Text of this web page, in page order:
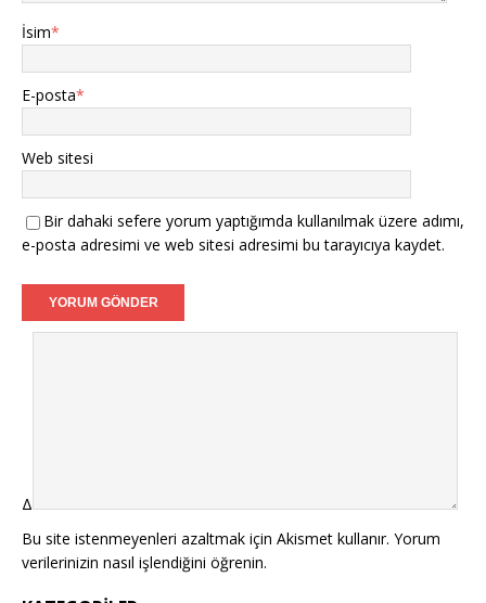
İsim*
E-posta*
Web sitesi
Bir dahaki sefere yorum yaptığımda kullanılmak üzere adımı,
e-posta adresimi ve web sitesi adresimi bu tarayıcıya kaydet.
Δ
Bu site istenmeyenleri azaltmak için Akismet kullanır. Yorum
verilerinizin nasıl işlendiğini öğrenin.